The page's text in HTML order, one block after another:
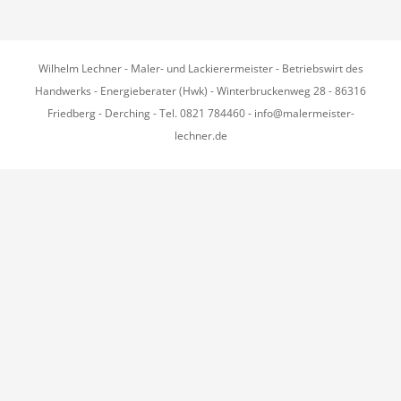
Wilhelm Lechner - Maler- und Lackierermeister - Betriebswirt des
Handwerks - Energieberater (Hwk) - Winterbruckenweg 28 - 86316
Friedberg - Derching - Tel. 0821 784460 - info@malermeister-
lechner.de